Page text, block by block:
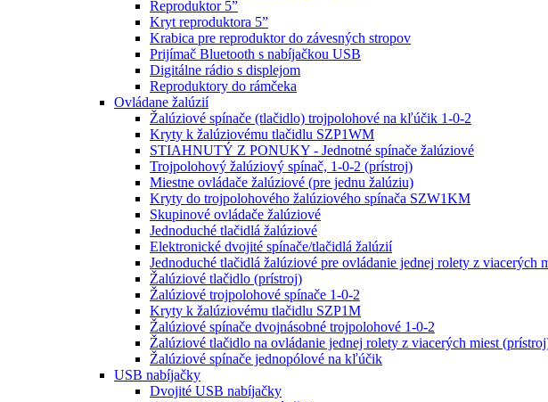
Reproduktor 5”
Kryt reproduktora 5”
Krabica pre reproduktor do závesných stropov
Prijímač Bluetooth s nabíjačkou USB
Digitálne rádio s displejom
Reproduktory do rámčeka
Ovládane žalúzií
Žalúziové spínače (tlačidlo) trojpolohové na kľúčik 1-0-2
Kryty k žalúziovému tlačidlu SZP1WM
STIAHNUTÝ Z PONUKY - Jednotné spínače žalúziové
Trojpolohový žalúziový spínač, 1-0-2 (prístroj)
Miestne ovládače žalúziové (pre jednu žalúziu)
Kryty do trojpolohového žalúziového spínača SZW1KM
Skupinové ovládače žalúziové
Jednoduché tlačidlá žalúziové
Elektronické dvojité spínače/tlačidlá žalúzií
Jednoduché tlačidlá žalúziové pre ovládanie jednej rolety z viacerých
Žalúziové tlačidlo (prístroj)
Žalúziové trojpolohové spínače 1-0-2
Kryty k žalúziovému tlačidlu SZP1M
Žalúziové spínače dvojnásobné trojpolohové 1-0-2
Žalúziové tlačidlo na ovládanie jednej rolety z viacerých miest
Žalúziové spínače jednopólové na kľúčik
USB nabíjačky
Dvojité USB nabíjačky